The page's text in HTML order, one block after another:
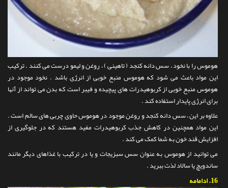
هوموس را با نخود ، سس دانه کنجد ( تاهینی ) ، روغن و لیمو درست می کنند . ترکیب
این مواد باعث می شود که هوموس منبع خوبی از انرژی باشد . نخود موجود در
هوموس منبع خوبی از کربوهیدرات های پیچیده و فیبر است که بدن می تواند از آنها
برای انرژی پایدار استفاده کند .
علاوه بر این ، سس دانه کنجد و روغن موجود در هوموس حاوی چربی های سالم است .
این مواد همچنین در کاهش جذب کربوهیدرات مفید هستند که در جلوگیری از
افزایش قند خون به شما کمک می کند .
می توانید از هوموس به عنوان سس سبزیجات و یا در ترکیب با غذاهای دیگر مانند
ساندویچ یا سالاد لذت ببرید .
16. ادامامه